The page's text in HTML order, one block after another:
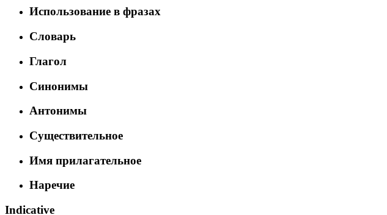
Использование в фразах
Словарь
Глагол
Синонимы
Антонимы
Существительное
Имя прилагательное
Наречие
Indicative